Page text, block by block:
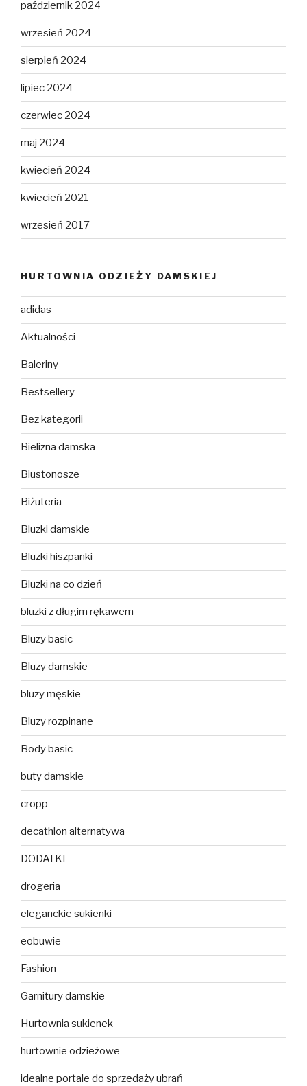
październik 2024
wrzesień 2024
sierpień 2024
lipiec 2024
czerwiec 2024
maj 2024
kwiecień 2024
kwiecień 2021
wrzesień 2017
HURTOWNIA ODZIEŻY DAMSKIEJ
adidas
Aktualności
Baleriny
Bestsellery
Bez kategorii
Bielizna damska
Biustonosze
Biżuteria
Bluzki damskie
Bluzki hiszpanki
Bluzki na co dzień
bluzki z długim rękawem
Bluzy basic
Bluzy damskie
bluzy męskie
Bluzy rozpinane
Body basic
buty damskie
cropp
decathlon alternatywa
DODATKI
drogeria
eleganckie sukienki
eobuwie
Fashion
Garnitury damskie
Hurtownia sukienek
hurtownie odzieżowe
idealne portale do sprzedaży ubrań